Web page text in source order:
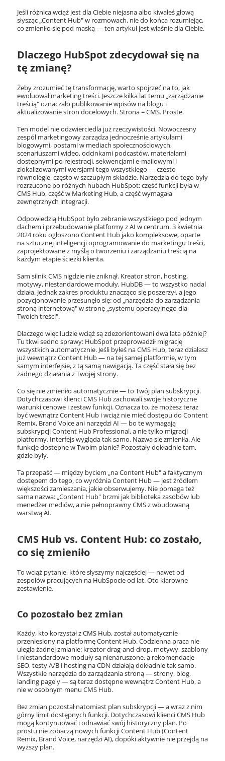
Jeśli różnica wciąż jest dla Ciebie niejasna albo kiwałeś głową
słysząc „Content Hub" w rozmowach, nie do końca rozumiejąc,
co zmieniło się pod maską — ten artykuł jest właśnie dla Ciebie.
Dlaczego HubSpot zdecydował się na
tę zmianę?
Żeby zrozumieć tę transformację, warto spojrzeć na to, jak
ewoluował marketing treści. Jeszcze kilka lat temu „zarządzanie
treścią" oznaczało publikowanie wpisów na blogu i
aktualizowanie stron docelowych. Strona = CMS. Proste.
Ten model nie odzwierciedla już rzeczywistości. Nowoczesny
zespół marketingowy zarządza jednocześnie artykułami
blogowymi, postami w mediach społecznościowych,
scenariuszami wideo, odcinkami podcastów, materiałami
dostępnymi po rejestracji, sekwencjami e-mailowymi i
zlokalizowanymi wersjami tego wszystkiego — często
równolegle, często w szczupłym składzie. Narzędzia do tego były
rozrzucone po różnych hubach HubSpot: część funkcji była w
CMS Hub, część w Marketing Hub, a część wymagała
zewnętrznych integracji.
Odpowiedzią HubSpot było zebranie wszystkiego pod jednym
dachem i przebudowanie platformy z AI w centrum. 3 kwietnia
2024 roku ogłoszono Content Hub jako kompleksowe, oparte
na sztucznej inteligencji oprogramowanie do marketingu treści,
zaprojektowane z myślą o tworzeniu i zarządzaniu treścią na
każdym etapie ścieżki klienta.
Sam silnik CMS nigdzie nie zniknął. Kreator stron, hosting,
motywy, niestandardowe moduły, HubDB — to wszystko nadal
działa. Jednak zakres produktu znacząco się poszerzył, a jego
pozycjonowanie przesunęło się: od „narzędzia do zarządzania
stroną internetową" w stronę „systemu operacyjnego dla
Twoich treści".
Dlaczego więc ludzie wciąż są zdezorientowani dwa lata później?
Tu tkwi sedno sprawy: HubSpot przeprowadził migrację
wszystkich automatycznie. Jeśli byłeś na CMS Hub, teraz działasz
już wewnątrz Content Hub — na tej samej platformie, w tym
samym interfejsie, z tą samą nawigacją. Ta część stała się bez
żadnego działania z Twojej strony.
Co się nie zmieniło automatycznie — to Twój plan subskrypcji.
Dotychczasowi klienci CMS Hub zachowali swoje historyczne
warunki cenowe i zestaw funkcji. Oznacza to, że możesz teraz
być wewnątrz Content Hub i wciąż nie mieć dostępu do Content
Remix, Brand Voice ani narzędzi AI — bo te wymagają
subskrypcji Content Hub Professional, a nie tylko migracji
platformy. Interfejs wygląda tak samo. Nazwa się zmieniła. Ale
funkcje dostępne w Twoim planie? Pozostały dokładnie tam,
gdzie były.
Ta przepaść — między byciem „na Content Hub" a faktycznym
dostępem do tego, co wyróżnia Content Hub — jest źródłem
większości zamieszania, jakie obserwujemy. Nie pomaga też
sama nazwa: „Content Hub" brzmi jak biblioteka zasobów lub
menedżer mediów, a nie pełnoprawny CMS z wbudowaną
warstwą AI.
CMS Hub vs. Content Hub: co zostało,
co się zmieniło
To wciąż pytanie, które słyszymy najczęściej — nawet od
zespołów pracujących na HubSpocie od lat. Oto klarowne
zestawienie.
Co pozostało bez zmian
Każdy, kto korzystał z CMS Hub, został automatycznie
przeniesiony na platformę Content Hub. Codzienna praca nie
uległa żadnej zmianie: kreator drag-and-drop, motywy, szablony
i niestandardowe moduły są nienaruszone, a rekomendacje
SEO, testy A/B i hosting na CDN działają dokładnie tak samo.
Wszystkie narzędzia do zarządzania stroną — strony, blog,
landing page'y — są teraz dostępne wewnątrz Content Hub, a
nie w osobnym menu CMS Hub.
Bez zmian pozostał natomiast plan subskrypcji — a wraz z nim
górny limit dostępnych funkcji. Dotychczasowi klienci CMS Hub
mogą kontynuować i odnawiać swój historyczny plan. Po
prostu nie zobaczą nowych funkcji Content Hub (Content
Remix, Brand Voice, narzędzi AI), dopóki aktywnie nie przejdą na
wyższy plan.